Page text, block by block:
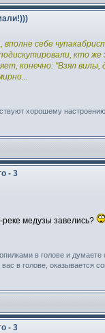
Отправить личное
вполне себе
кто
конечно: "Взял вилы,
хорошему настроению
Отправить личное
- 3
медузы завелись?
в голове и
в голове, оказывается
Отправить личное
- 3